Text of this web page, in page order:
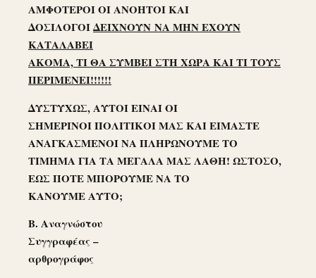
ΑΜΦΟΤΕΡΟΙ ΟΙ ΑΝΟΗΤΟΙ ΚΑΙ
ΔΟΣΙΛΟΓΟΙΔΕΙΧΝΟΥΝ ΝΑ ΜΗΝ ΕΧΟΥΝ
ΚΑΤΑΛΑΒΕΙ
ΑΚΟΜΑ, ΤΙ ΘΑ ΣΥΜΒΕΙ ΣΤΗ ΧΩΡΑ ΚΑΙ ΤΙ ΤΟΥΣ
ΠΕΡΙΜΕΝΕΙ!!!!!!
ΔΥΣΤΥΧΩΣ, ΑΥΤΟΙ ΕΙΝΑΙ ΟΙ
ΣΗΜΕΡΙΝΟΙ ΠΟΛΙΤΙΚΟΙ ΜΑΣ ΚΑΙ ΕΙΜΑΣΤΕ
ΑΝΑΓΚΑΣΜΕΝΟΙ ΝΑ ΠΛΗΡΩΝΟΥΜΕ ΤΟ
ΤΙΜΗΜΑ ΓΙΑ ΤΑ ΜΕΓΑΛΑ ΜΑΣ ΛΑΘΗ! ΩΣΤΟΣΟ,
ΕΩΣ ΠΟΤΕ ΜΠΟΡΟΥΜΕ ΝΑ ΤΟ
ΚΑΝΟΥΜΕ ΑΥΤΟ;
Β. Αναγνώστου
Συγγραφέας –
αρθρογράφος